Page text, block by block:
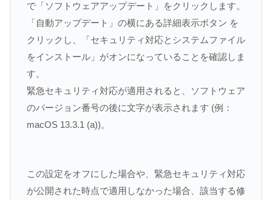
で「ソフトウェアアップデート」をクリックします。
「自動アップデート」の横にある詳細表示ボタン を
クリックし、「セキュリティ対応とシステムファイル
をインストール」がオンになっていることを確認しま
す。
緊急セキュリティ対応が適用されると、ソフトウェア
のバージョン番号の後に文字が表示されます (例：
macOS 13.3.1 (a))。
この設定をオフにした場合や、緊急セキュリティ対応
が公開された時点で適用しなかった場合、該当する修